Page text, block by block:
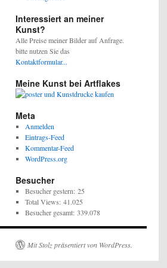
Interessiert an meiner
Kunst?
Alle Preise meiner Bilder auf Anfrage.
bitte nutzen Sie das
Kontaktformular...
Meine Kunst bei Artflakes
Meta
Anmelden
Eintrags-Feed
Kommentar-Feed
WordPress.org
Besucher
Besucher gestern: 25
Total Views: 41.025
Besucher gesamt: 339.078
Mit Stolz präsentiert von WordPress.